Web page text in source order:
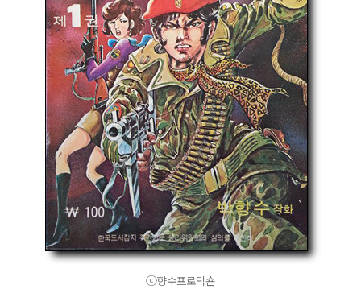
ⓒ향수프로덕숀